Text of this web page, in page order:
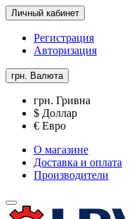
Личный кабинет
Регистрация
Авторизация
грн. Валюта
грн. Гривна
$ Доллар
€ Евро
О магазине
Доставка и оплата
Производители